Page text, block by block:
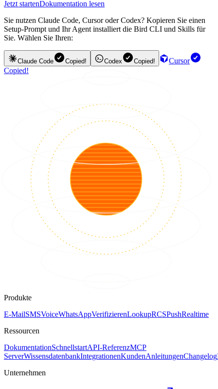
Jetzt startenDokumentation lesen
Sie nutzen Claude Code, Cursor oder Codex? Kopieren Sie einen
Setup-Prompt und Ihr Agent installiert die Bird CLI und Skills für
Sie. Wählen Sie Ihren:
Claude Code Copied! Codex Copied!
Cursor
Copied!
Produkte
E-MailSMSVoiceWhatsAppVerifizierenLookupRCSPushRealtime
Ressourcen
DokumentationSchnellstartAPI-ReferenzMCP
ServerWissensdatenbankIntegrationenKundenAnleitungenChangelog
Unternehmen